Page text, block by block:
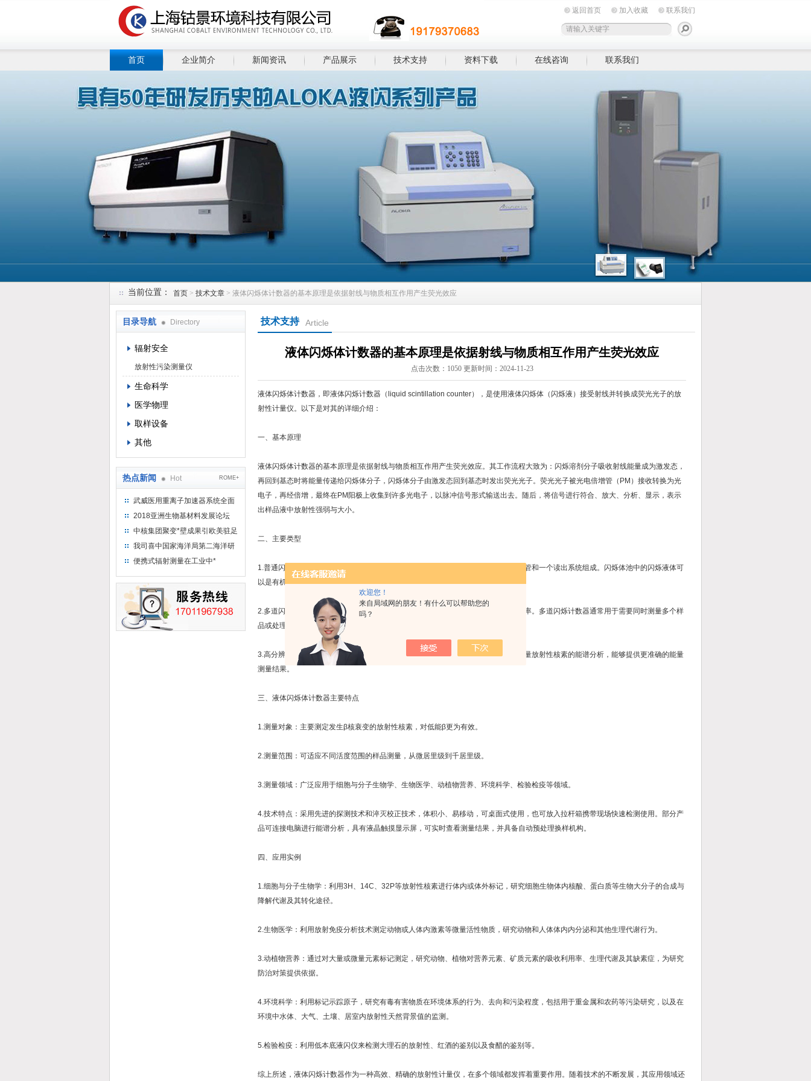
欢迎您！
来自局域网的朋友！有什么可以帮助您的
吗？
返回首页 加入收藏 联系我们
首页 企业简介 新闻资讯 产品展示 技术支持 资料下载 在线咨询 联系我们
当前位置： 首页 > 技术文章 > 液体闪烁体计数器的基本原理是依据射线与物质相互作用产生荧光效应
目录导航 Directory
辐射安全
放射性污染测量仪
生命科学
医学物理
取样设备
其他
热点新闻 Hot ROME+
武威医用重离子加速器系统全面
完成检测报告 临床试验正式启动
2018亚洲生物基材料发展论坛
中核集团聚变*壁成果引欧美驻足
“人造太阳”指日可待
我司喜中国家海洋局第二海洋研
究所采购低本底液体闪烁计数器
便携式辐射测量在工业中*
技术支持 Article
液体闪烁体计数器的基本原理是依据射线与物质相互作用产生荧光效应
点击次数：1050 更新时间：2024-11-23
液体闪烁体计数器，即液体闪烁计数器（liquid scintillation counter），是使用液体闪烁体（闪烁液）接受射线并转换成荧光光子的放
射性计量仪。以下是对其的详细介绍：
一、基本原理
液体闪烁体计数器的基本原理是依据射线与物质相互作用产生荧光效应。其工作流程大致为：闪烁溶剂分子吸收射线能量成为激发态，
再回到基态时将能量传递给闪烁体分子，闪烁体分子由激发态回到基态时发出荧光光子。荧光光子被光电倍增管（PM）接收转换为光
电子，再经倍增，最终在PM阳极上收集到许多光电子，以脉冲信号形式输送出去。随后，将信号进行符合、放大、分析、显示，表示
出样品液中放射性强弱与大小。
二、主要类型
1.普通闪烁计数器：最基本的液体闪烁计数器类型，由一个闪烁体池、一个光电倍增管和一个读出系统组成。闪烁体池中的闪烁液体可
以是有机闪烁液或无机闪烁液，用于捕获和转化放射性粒子的能量释放。
2.多道闪烁计数器：与普通闪烁计数器类似，但具有更多的读数通道和更高的计数效率。多道闪烁计数器通常用于需要同时测量多个样
品或处理高计数率样品的实验。
3.高分辨液闪：特殊类型的液体闪烁计数器，具有更高的能量分辨率。它通常用于测量放射性核素的能谱分析，能够提供更准确的能量
测量结果。
三、液体闪烁体计数器主要特点
1.测量对象：主要测定发生β核衰变的放射性核素，对低能β更为有效。
2.测量范围：可适应不同活度范围的样品测量，从微居里级到千居里级。
3.测量领域：广泛应用于细胞与分子生物学、生物医学、动植物营养、环境科学、检验检疫等领域。
4.技术特点：采用先进的探测技术和淬灭校正技术，体积小、易移动，可桌面式使用，也可放入拉杆箱携带现场快速检测使用。部分产
品可连接电脑进行能谱分析，具有液晶触摸显示屏，可实时查看测量结果，并具备自动预处理换样机构。
四、应用实例
1.细胞与分子生物学：利用3H、14C、32P等放射性核素进行体内或体外标记，研究细胞生物体内核酸、蛋白质等生物大分子的合成与
降解代谢及其转化途径。
2.生物医学：利用放射免疫分析技术测定动物或人体内激素等微量活性物质，研究动物和人体体内内分泌和其他生理代谢行为。
3.动植物营养：通过对大量或微量元素标记测定，研究动物、植物对营养元素、矿质元素的吸收利用率、生理代谢及其缺素症，为研究
防治对策提供依据。
4.环境科学：利用标记示踪原子，研究有毒有害物质在环境体系的行为、去向和污染程度，包括用于重金属和农药等污染研究，以及在
环境中水体、大气、土壤、居室内放射性天然背景值的监测。
5.检验检疫：利用低本底液闪仪来检测大理石的放射性、红酒的鉴别以及食醋的鉴别等。
综上所述，液体闪烁计数器作为一种高效、精确的放射性计量仪，在多个领域都发挥着重要作用。随着技术的不断发展，其应用领域还